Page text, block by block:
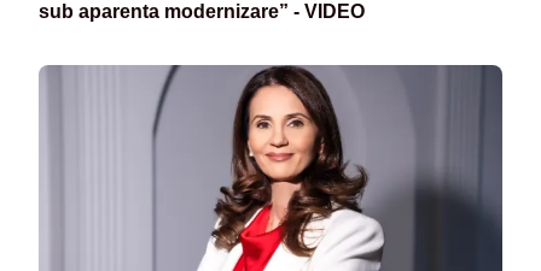
sub aparenta modernizare” - VIDEO